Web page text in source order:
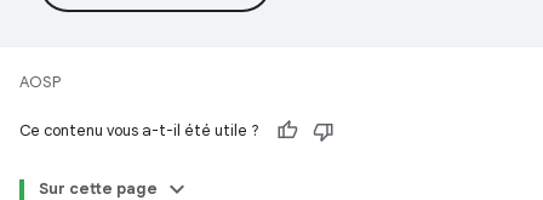
AOSP
Ce contenu vous a-t-il été utile ?
Sur cette page